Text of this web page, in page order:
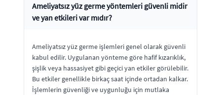
Ameliyatsız yüz germe yöntemleri güvenli midir
ve yan etkileri var mıdır?
Ameliyatsız yüz germe işlemleri genel olarak güvenli
kabul edilir. Uygulanan yönteme göre hafif kızarıklık,
şişlik veya hassasiyet gibi geçici yan etkiler görülebilir.
Bu etkiler genellikle birkaç saat içinde ortadan kalkar.
İşlemlerin güvenliği ve uygunluğu için mutlaka